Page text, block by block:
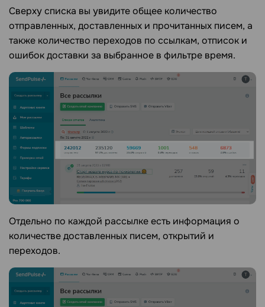
Сверху списка вы увидите общее количество
отправленных, доставленных и прочитанных писем, а
также количество переходов по ссылкам, отписок и
ошибок доставки за выбранное в фильтре время.
Отдельно по каждой рассылке есть информация о
количестве доставленных писем, открытий и
переходов.